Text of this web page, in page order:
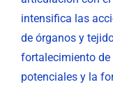
intensifica las
de órganos y
fortalecimiento
potenciales y la